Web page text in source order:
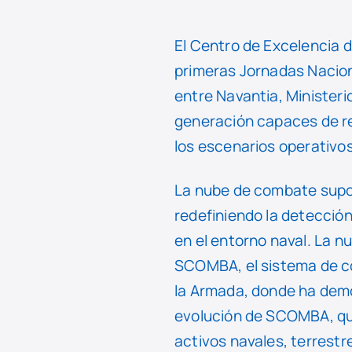
El Centro de Excelencia
primeras Jornadas
entre Navantia,
generación capaces de
los escenarios
La nube de combate
redefiniendo la
en el entorno naval. La
SCOMBA, el sistema de
la Armada, donde ha
evolución de SCOMBA,
activos navales,